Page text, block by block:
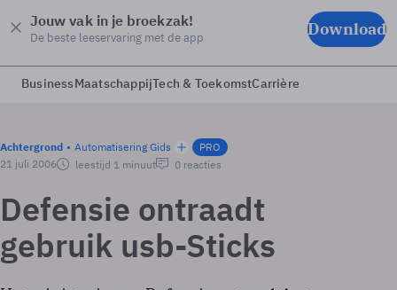
Jouw vak in je broekzak!
De beste leeservaring met de app Download
BusinessMaatschappijTech & ToekomstCarrière
Achtergrond Automatisering Gids
PRO
21 juli 2006
leestijd 1 minuut 0 reacties
Defensie ontraadt
gebruik usb-Sticks